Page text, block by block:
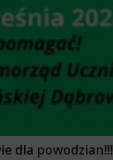
dla powodzian!!!